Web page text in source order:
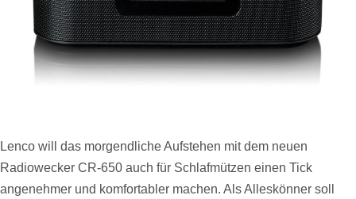
Lenco will das morgendliche Aufstehen mit dem neuen
Radiowecker CR-650 auch für Schlafmützen einen Tick
angenehmer und komfortabler machen. Als Alleskönner soll